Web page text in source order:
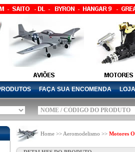
FAÇA SUA ENCOMENDA LOJA
Home >> Aeromodelismo >> Motores